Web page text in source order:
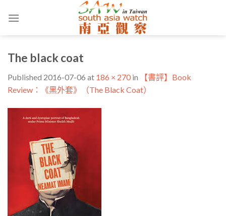
The black coat
Published 2016-07-06 at 186 × 270 in
【書評】Book
Review：《黑外套》（The Black Coat）